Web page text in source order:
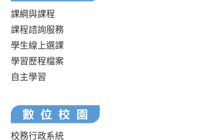
課綱與課程
課程諮詢服務
學生線上選課
學習歷程檔案
自主學習
校務行政系統